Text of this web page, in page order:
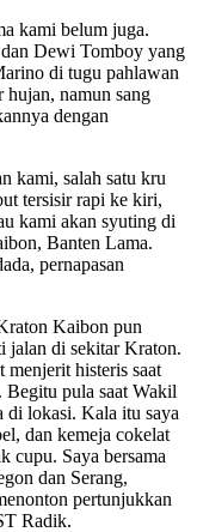
kami belum juga.
dan Dewi Tomboy yang
di tugu pahlawan
hujan, namun sang
dengan
kami, salah satu kru
tersisir rapi ke kiri,
kami akan syuting di
Banten Lama.
pernapasan
Kaibon pun
jalan di sekitar Kraton.
histeris saat
Begitu pula saat Wakil
lokasi. Kala itu saya
dan kemeja cokelat
cupu. Saya bersama
dan Serang,
pertunjukkan
Radik.